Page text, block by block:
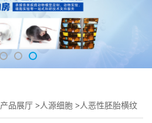
产品展厅 >人源细胞 >人恶性胚胎横纹